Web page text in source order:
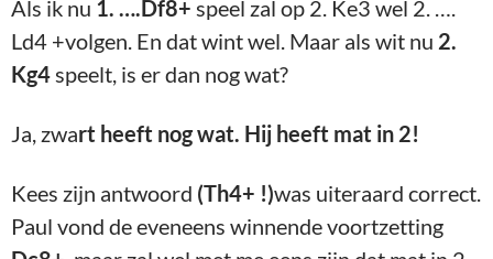
Als ik nu 1. ….Df8+ speel zal op 2. Ke3 wel 2. ….
Ld4 +volgen. En dat wint wel. Maar als wit nu 2.
Kg4speelt, is er dan nog wat?
Ja, zwart heeft nog wat. Hij heeft mat in 2!
Kees zijn antwoord (Th4+ !)was uiteraard correct.
Paul vond de eveneens winnende voortzetting